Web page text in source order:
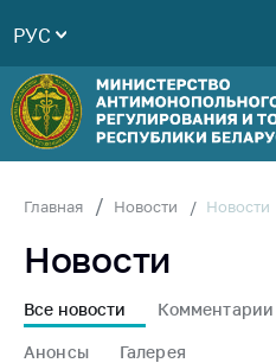
Руководство
Структура
Министерства
Территориальные
Законодательство
Антикоррупционная
деятельность
РУС
Главная Новости Новости
Новости
Все новости Комментарии
Анонсы Галерея